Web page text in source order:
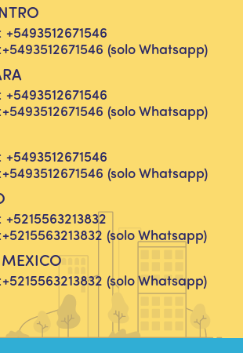
+5493512671546
+5493512671546 (solo Whatsapp)
+5493512671546
+5493512671546 (solo Whatsapp)
+5493512671546
+5493512671546 (solo Whatsapp)
+5215563213832
+5215563213832 (solo Whatsapp)
+5215563213832 (solo Whatsapp)